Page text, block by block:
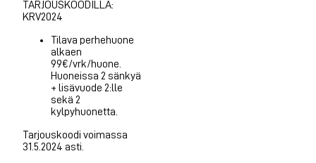
TARJOUSKOODILLA:
KRV2024
Tilava perhehuone
alkaen
99€/vrk/huone.
Huoneissa 2 sänkyä
+ lisävuode 2:lle
sekä 2
kylpyhuonetta.
Tarjouskoodi voimassa
31.5.2024 asti.